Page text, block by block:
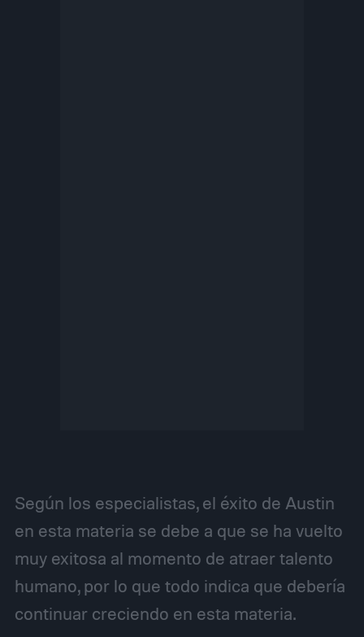
Según los especialistas, el éxito de Austin
en esta materia se debe a que se ha vuelto
muy exitosa al momento de atraer talento
humano, por lo que todo indica que debería
continuar creciendo en esta materia.